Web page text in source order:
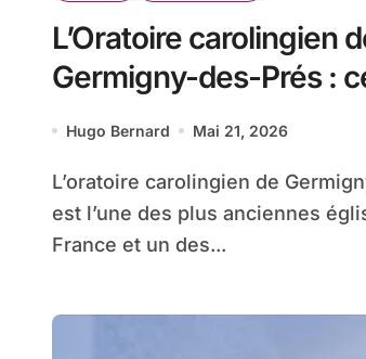
L’Oratoire carolingien
Germigny-des-Prés :
église renferme une
carolingienne
Hugo Bernard Mai 21, 2026
L’oratoire carolingien de Germigny-des-Prés
est l’une des plus anciennes
France et un des...